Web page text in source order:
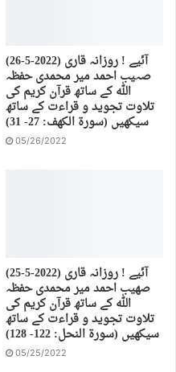
(26-5-2022) آئیے ! روزانہ قاری
صہیب احمد میر محمدی حفظہ
اللہ کے ساتھ قرآن کریم کی
تلاوت تجوید و قراءت کے ساتھ
سیکھیں (سورة الكهف: 27- 31)
05/26/2022
(25-5-2022) آئیے ! روزانہ قاری
صهیب احمد میر محمدی حفظہ
اللہ کے ساتھ قرآن کریم کی
تلاوت تجوید و قراءت کے ساتھ
سیکھیں (سورة النحل: 122- 128)
05/25/2022